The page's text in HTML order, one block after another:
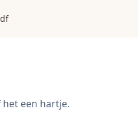
het een hartje.